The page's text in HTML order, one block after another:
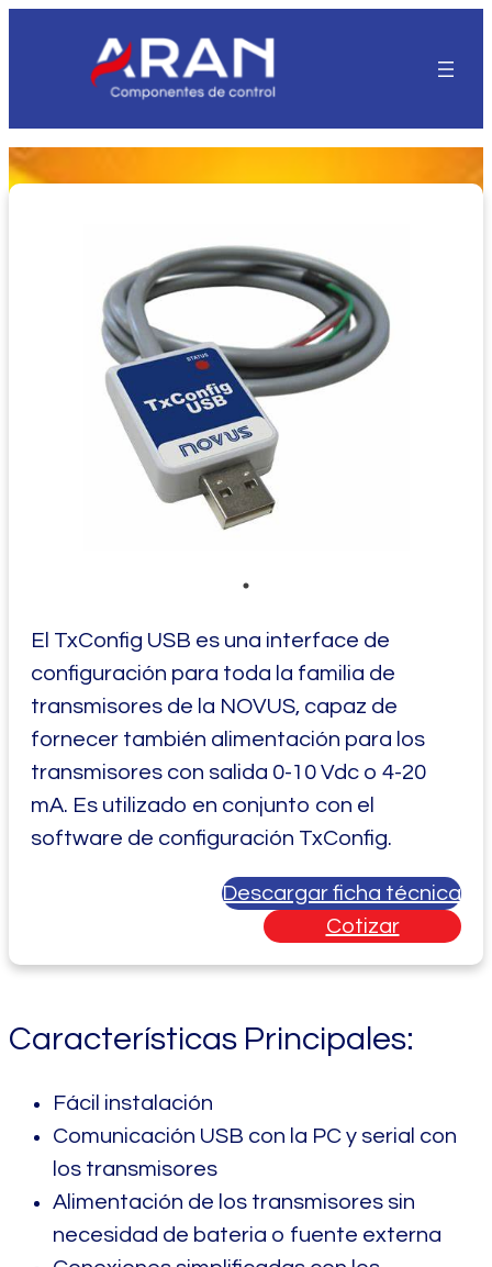
El TxConfig USB es una interface de
configuración para toda la familia de
transmisores de la NOVUS, capaz de
fornecer también alimentación para los
transmisores con salida 0-10 Vdc o 4-20
mA. Es utilizado en conjunto con el
software de configuración TxConfig.
Descargar ficha técnica
Cotizar
Características Principales:
Fácil instalación
Comunicación USB con la PC y serial con
los transmisores
Alimentación de los transmisores sin
necesidad de bateria o fuente externa